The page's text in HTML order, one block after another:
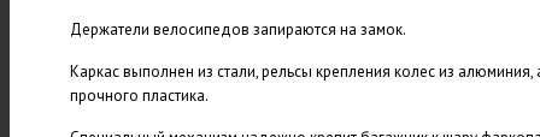
Держатели велосипедов запираются на замок.
Каркас выполнен из стали, рельсы крепления колес из
прочного пластика.